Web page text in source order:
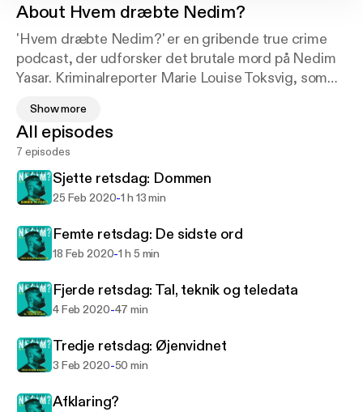
About Hvem dræbte Nedim?
'Hvem dræbte Nedim?' er en gribende true crime
podcast, der udforsker det brutale mord på Nedim
Yasar. Kriminalreporter Marie Louise Toksvig, som
intens rejse gennem retssagen mod de tiltalte. Med
sin personlige tilknytning til sagen og års erfaring
som reporter, giver Toksvig et unikt indblik i mordets
kompleksitet og de dybe spørgsmål, det rejser.
Sammen med journalist Kaare Svejstrup og gæster
podcasten lag for lag af denne tragiske historie.
'Hvem dræbte Nedim?' er ikke blot en fortælling om
venskab, tab og jagten på sandheden i skyggen af
organiseret kriminalitet.
Show more
All episodes
7 episodes
Sjette retsdag: Dommen
25 Feb 2020-1 h 13 min
Femte retsdag: De sidste ord
18 Feb 2020-1 h 5 min
Fjerde retsdag: Tal, teknik og teledata
4 Feb 2020-47 min
Tredje retsdag: Øjenvidnet
3 Feb 2020-50 min
Afklaring?